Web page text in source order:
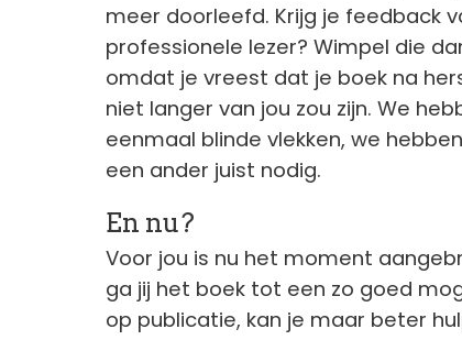
meer doorleefd. Krijg je feedback
professionele lezer? Wimpel die
omdat je vreest dat je boek na
niet langer van jou zou zijn. We
eenmaal blinde vlekken, we
een ander juist nodig.
En nu?
Voor jou is nu het moment
ga jij het boek tot een zo goed
op publicatie, kan je maar beter